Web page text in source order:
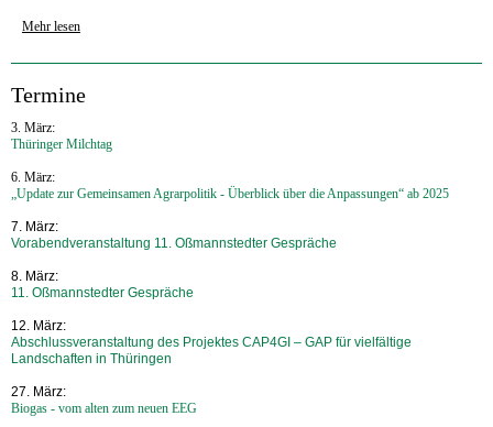
Mehr lesen
Termine
3. März:
Thüringer Milchtag
6. März:
„Update zur Gemeinsamen Agrarpolitik - Überblick über die Anpassungen“ ab 2025
7. März:
Vorabendveranstaltung 11. Oßmannstedter Gespräche
8. März:
11. Oßmannstedter Gespräche
12. März:
Abschlussveranstaltung des Projektes CAP4GI – GAP für vielfältige
Landschaften in Thüringen
27. März:
Biogas - vom alten zum neuen EEG